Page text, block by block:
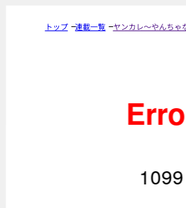
トップ 連載一覧 ヤンカレ〜やんちゃ